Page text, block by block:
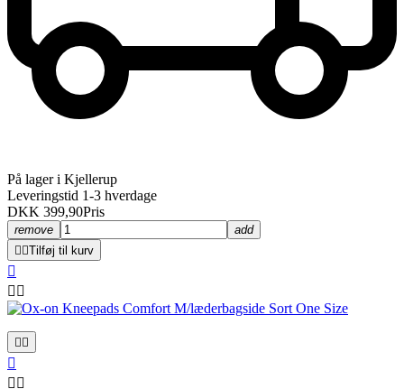
På lager i Kjellerup
Leveringstid 1-3 hverdage
DKK 399,90Pris
remove
add
 Tilføj til kurv

 
 

 